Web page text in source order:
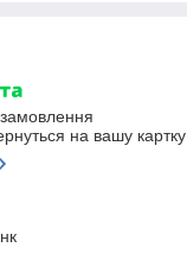
на вашу картку